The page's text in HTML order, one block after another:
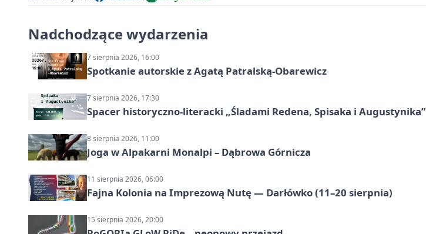
Nadchodzące wydarzenia
7 sierpnia 2026, 16:00
Spotkanie autorskie z Agatą Patralską-Obarewicz
7 sierpnia 2026, 17:30
Spacer historyczno-literacki „Śladami Redena, Spisaka i Augustynika”
8 sierpnia 2026, 11:00
Joga w Alpakarni Monalpi – Dąbrowa Górnicza
11 sierpnia 2026, 06:00
Fajna Kolonia na Imprezową Nutę — Darłówko (11–20 sierpnia)
15 sierpnia 2026, 20:00